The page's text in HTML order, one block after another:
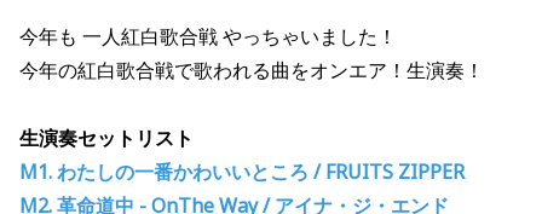
今年も 一人紅白歌合戦 やっちゃいました！
今年の紅白歌合戦で歌われる曲をオンエア！生演奏！
生演奏セットリスト
M1. わたしの一番かわいいところ / FRUITS ZIPPER
M2. 革命道中 - OnThe Way / アイナ・ジ・エンド